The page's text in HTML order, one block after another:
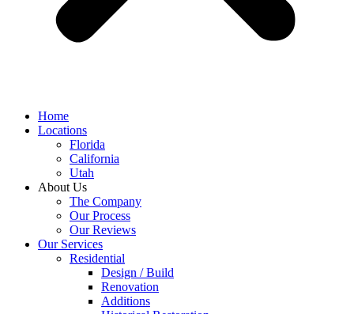
Home
Locations
Florida
California
Utah
About Us
The Company
Our Process
Our Reviews
Our Services
Residential
Design / Build
Renovation
Additions